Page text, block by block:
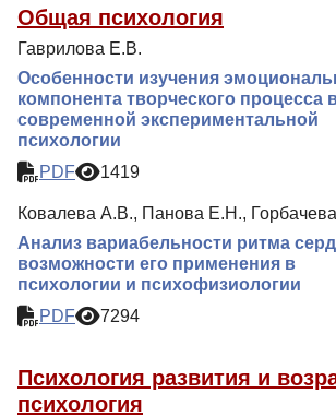
Контакты
Общая психология
Гаврилова Е.В.
Особенности изучения
компонента творческого процесса
современной экспериментальной
психологии
PDF
1419
Ковалева А.В., Панова Е.Н.,
Анализ вариабельности ритма
возможности его применения в
психологии и психофизиологии
PDF
7294
Психология развития и
психология